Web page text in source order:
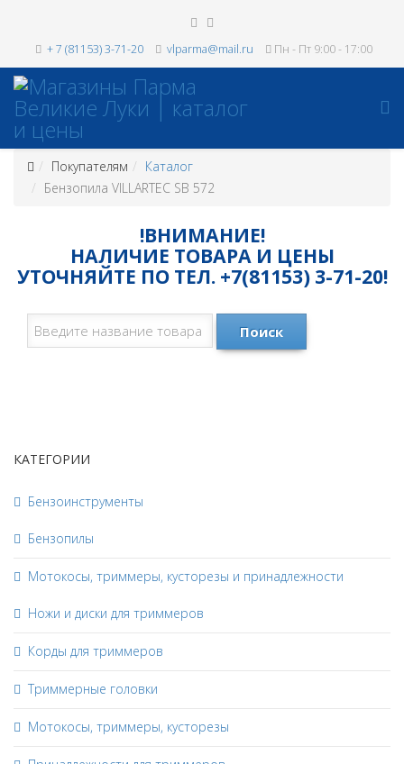
+ 7 (81153) 3-71-20 vlparma@mail.ru Пн - Пт 9:00 - 17:00
Покупателям
Каталог
Бензопила VILLARTEC SB 572
!ВНИМАНИЕ!
НАЛИЧИЕ ТОВАРА И ЦЕНЫ
УТОЧНЯЙТЕ ПО ТЕЛ. +7(81153) 3-71-20!
Поиск
КАТЕГОРИИ
Бензоинструменты
Бензопилы
Мотокосы, триммеры, кусторезы и принадлежности
Ножи и диски для триммеров
Корды для триммеров
Триммерные головки
Мотокосы, триммеры, кусторезы